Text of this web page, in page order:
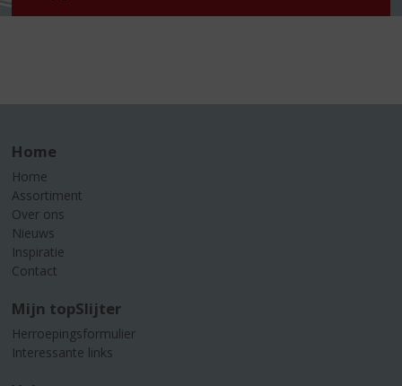
Home
Home
Assortiment
Over ons
Nieuws
Inspiratie
Contact
Mijn topSlijter
Herroepingsformulier
Interessante links